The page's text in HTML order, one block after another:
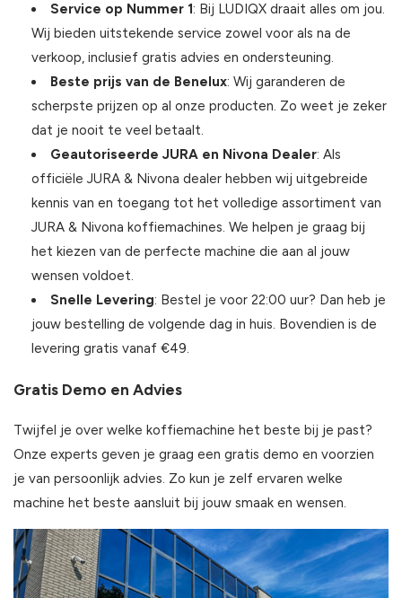
Service op Nummer 1: Bij LUDIQX draait alles om jou.
Wij bieden uitstekende service zowel voor als na de
verkoop, inclusief gratis advies en ondersteuning.
Beste prijs van de Benelux: Wij garanderen de
scherpste prijzen op al onze producten. Zo weet je zeker
dat je nooit te veel betaalt.
Geautoriseerde JURA en Nivona Dealer: Als
officiële JURA & Nivona dealer hebben wij uitgebreide
kennis van en toegang tot het volledige assortiment van
JURA & Nivona koffiemachines. We helpen je graag bij
het kiezen van de perfecte machine die aan al jouw
wensen voldoet.
Snelle Levering: Bestel je voor 22:00 uur? Dan heb je
jouw bestelling de volgende dag in huis. Bovendien is de
levering gratis vanaf €49.
Gratis Demo en Advies
Twijfel je over welke koffiemachine het beste bij je past?
Onze experts geven je graag een gratis demo en voorzien
je van persoonlijk advies. Zo kun je zelf ervaren welke
machine het beste aansluit bij jouw smaak en wensen.